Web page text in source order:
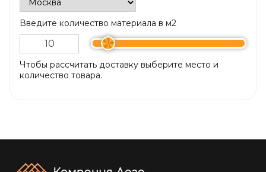
Введите количество материала в м2
Чтобы рассчитать доставку выберите место и
количество товара.